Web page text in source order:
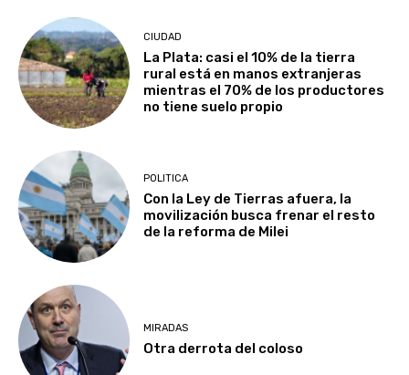
CIUDAD
La Plata: casi el 10% de la tierra
rural está en manos extranjeras
mientras el 70% de los productores
no tiene suelo propio
POLITICA
Con la Ley de Tierras afuera, la
movilización busca frenar el resto
de la reforma de Milei
MIRADAS
Otra derrota del coloso